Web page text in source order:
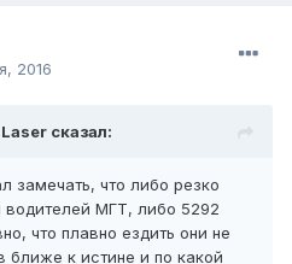
2016
сказал:
замечать, что либо резко
водителей МГТ, либо 5292
что плавно ездить они не
ближе к истине и по какой